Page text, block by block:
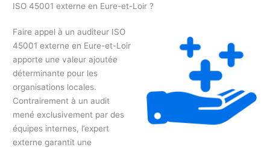
ISO 45001 externe en Eure-et-Loir ?
Faire appel à un auditeur ISO
45001 externe en Eure-et-Loir
apporte une valeur ajoutée
déterminante pour les
organisations locales.
Contrairement à un audit
mené exclusivement par des
équipes internes, l’expert
externe garantit une